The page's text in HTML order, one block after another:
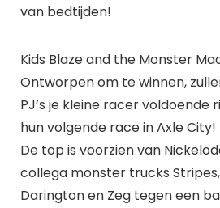
van bedtijden!
Kids Blaze and the Monster
Ontworpen om te winnen,
PJ’s je kleine racer voldoende
hun volgende race in Axle City!
De top is voorzien van
collega monster trucks
Darington en Zeg tegen een